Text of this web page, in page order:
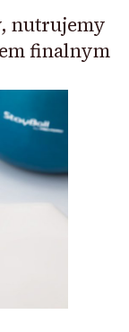
nutrujemy
finalnym